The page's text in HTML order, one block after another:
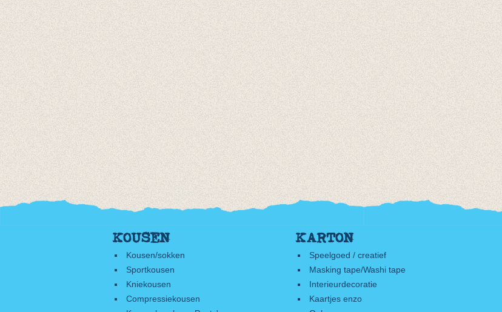
KOUSEN
Kousen/sokken
Sportkousen
Kniekousen
Compressiekousen
KARTON
Speelgoed / creatief
Masking tape/Washi tape
Interieurdecoratie
Kaartjes enzo